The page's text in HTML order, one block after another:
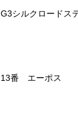
G3シルクロードス
13番 エーポス